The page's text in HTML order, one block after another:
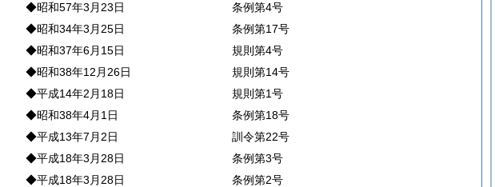
◆昭和57年3月23日
条例第4号
◆昭和34年3月25日
条例第17号
◆昭和37年6月15日
規則第4号
◆昭和38年12月26日
規則第14号
◆平成14年2月18日
規則第1号
◆昭和38年4月1日
条例第18号
◆平成13年7月2日
訓令第22号
◆平成18年3月28日
条例第3号
◆平成18年3月28日
条例第2号